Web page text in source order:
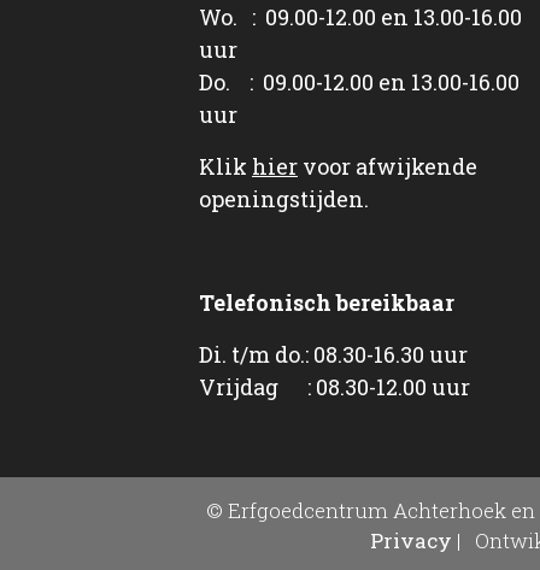
Wo. : 09.00-12.00 en 13.00-16.00
uur
Do. : 09.00-12.00 en 13.00-16.00
uur
Klik hier voor afwijkende
openingstijden.
Telefonisch bereikbaar
Di. t/m do.: 08.30-16.30 uur
Vrijdag : 08.30-12.00 uur
© Erfgoedcentrum Achterhoek en
Privacy |